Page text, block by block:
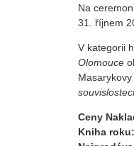
Na
31. říjnem
V kategorii
Olomouce
Ceny
Kniha roku: